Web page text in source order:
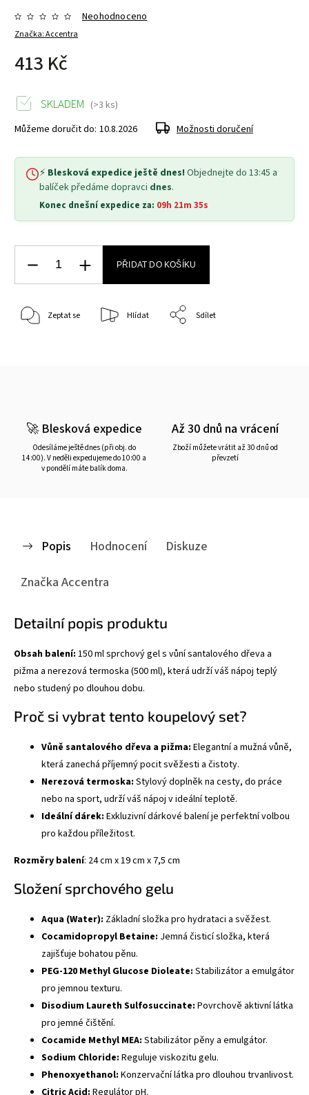
Značka:Accentra
Neohodnoceno
413 Kč
⚡ Blesková expedice ještě dnes! Objednejte do 13:45 a
balíček předáme dopravci dnes.
Konec dnešní expedice za: 09h 21m 35s
SKLADEM (>3 ks)
Můžeme doručit do: 10.8.2026 Možnosti doručení
PŘIDAT DO KOŠÍKU
Zeptat se Hlídat Sdílet
🚀 Blesková expedice
Odesíláme ještě dnes (při obj. do
14:00). V neděli expedujeme do 10:00 a
v pondělí máte balík doma.
Až 30 dnů na vrácení
Zboží můžete vrátit až 30 dnů od
převzetí
Popis Hodnocení
Diskuze
ZnačkaAccentra
Detailní popis produktu
Obsah balení: 150 ml sprchový gel s vůní santalového dřeva a
pižma a nerezová termoska (500 ml), která udrží váš nápoj teplý
nebo studený po dlouhou dobu.
Proč si vybrat tento koupelový set?
Vůně santalového dřeva a pižma: Elegantní a mužná vůně,
která zanechá příjemný pocit svěžesti a čistoty.
Nerezová termoska: Stylový doplněk na cesty, do práce
nebo na sport, udrží váš nápoj v ideální teplotě.
Ideální dárek: Exkluzivní dárkové balení je perfektní volbou
pro každou příležitost.
Rozměry balení: 24 cm x 19 cm x 7,5 cm
Složení sprchového gelu
Aqua (Water): Základní složka pro hydrataci a svěžest.
Cocamidopropyl Betaine: Jemná čisticí složka, která
zajišťuje bohatou pěnu.
PEG-120 Methyl Glucose Dioleate: Stabilizátor a emulgátor
pro jemnou texturu.
Disodium Laureth Sulfosuccinate: Povrchově aktivní látka
pro jemné čištění.
Cocamide Methyl MEA: Stabilizátor pěny a emulgátor.
Sodium Chloride: Reguluje viskozitu gelu.
Phenoxyethanol: Konzervační látka pro dlouhou trvanlivost.